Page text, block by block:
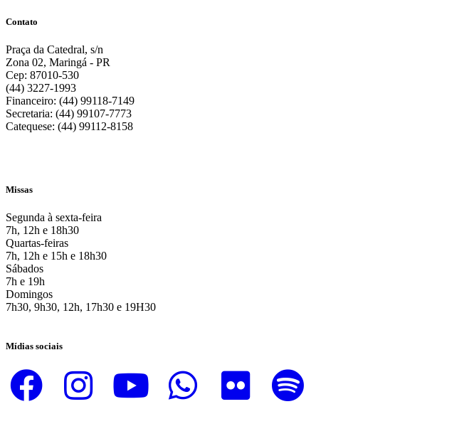
Contato
Praça da Catedral, s/n
Zona 02, Maringá - PR
Cep: 87010-530
(44) 3227-1993
Financeiro: (44) 99118-7149
Secretaria: (44) 99107-7773
Catequese: (44) 99112-8158
Missas
Segunda à sexta-feira
7h, 12h e 18h30
Quartas-feiras
7h, 12h e 15h e 18h30
Sábados
7h e 19h
Domingos
7h30, 9h30, 12h, 17h30 e 19H30
Mídias sociais